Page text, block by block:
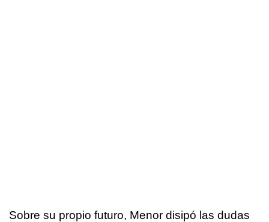
Sobre su propio futuro, Menor disipó las dudas